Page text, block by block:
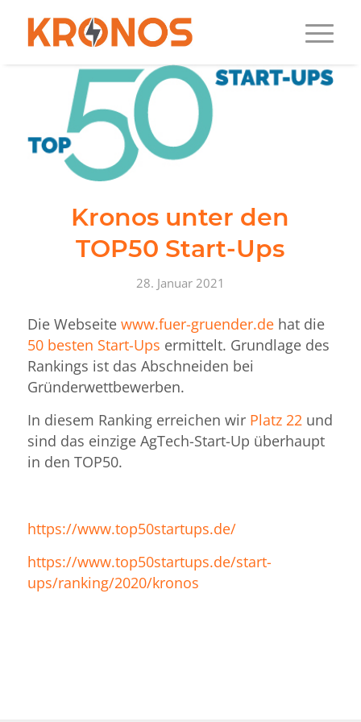
Kronos unter den
TOP50 Start-Ups
28. Januar 2021
Die Webseite www.fuer-gruender.dehat die
50 besten Start-Ups ermittelt. Grundlage des
Rankings ist das Abschneiden bei
Gründerwettbewerben.
In diesem Ranking erreichen wir Platz 22und
sind das einzige AgTech-Start-Up überhaupt
in den TOP50.
https://www.top50startups.de/
https://www.top50startups.de/start-
ups/ranking/2020/kronos